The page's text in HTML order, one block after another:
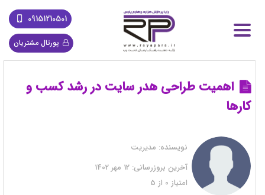
09151210501
پورتال مشتریان
اهمیت طراحی هدر سایت در رشد کسب و
کارها
نویسنده: مدیریت
آخرین بروزرسانی:
امتیاز 0 از 5